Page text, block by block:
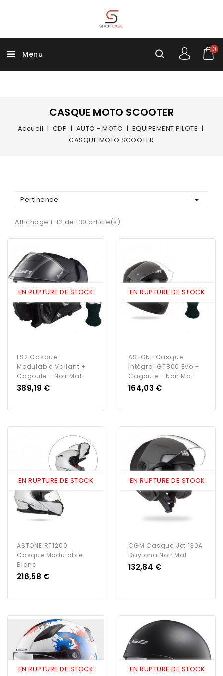
Menu
0
CASQUE MOTO SCOOTER
Accueil CDP AUTO - MOTO
EQUIPEMENT PILOTE
CASQUE MOTO SCOOTER
Pertinence 
Affichage 1-12 de 130 article(s)
EN RUPTURE DE STOCK
LS2 Casque
Modulable Valiant +
Cagoule - Noir Mat
Prix
389,19 €
EN RUPTURE DE STOCK
ASTONE Casque
Intégral GT800 Evo +
Cagoule - Noir Mat
Prix
164,03 €
EN RUPTURE DE STOCK
ASTONE RT1200
Casque Modulable
Blanc
Prix
216,58 €
EN RUPTURE DE STOCK
CGM Casque Jet 130A
Daytona Noir Mat
Prix
132,84 €
EN RUPTURE DE STOCK EN RUPTURE DE STOCK